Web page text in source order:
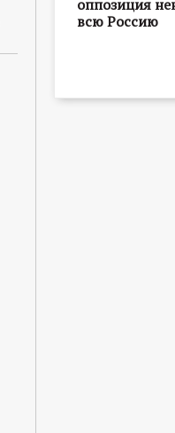
оппозиция
всю Россию